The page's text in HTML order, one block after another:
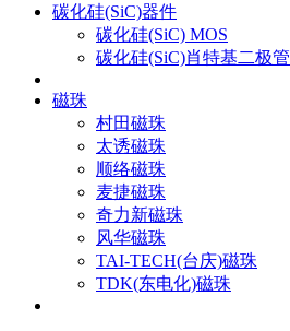
碳化硅(SiC)器件
碳化硅(SiC) MOS
碳化硅(SiC)肖特基二极管
磁珠
村田磁珠
太诱磁珠
顺络磁珠
麦捷磁珠
奇力新磁珠
风华磁珠
TAI-TECH(台庆)磁珠
TDK(东电化)磁珠